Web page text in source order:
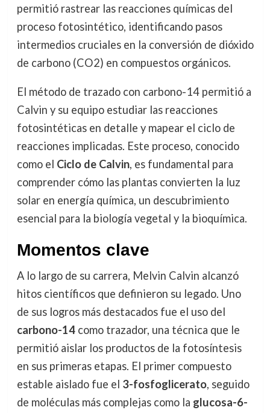
permitió rastrear las reacciones químicas del
proceso fotosintético, identificando pasos
intermedios cruciales en la conversión de dióxido
de carbono (CO2) en compuestos orgánicos.
El método de trazado con carbono-14 permitió a
Calvin y su equipo estudiar las reacciones
fotosintéticas en detalle y mapear el ciclo de
reacciones implicadas. Este proceso, conocido
como el Ciclo de Calvin, es fundamental para
comprender cómo las plantas convierten la luz
solar en energía química, un descubrimiento
esencial para la biología vegetal y la bioquímica.
Momentos clave
A lo largo de su carrera, Melvin Calvin alcanzó
hitos científicos que definieron su legado. Uno
de sus logros más destacados fue el uso del
carbono-14como trazador, una técnica que le
permitió aislar los productos de la fotosíntesis
en sus primeras etapas. El primer compuesto
estable aislado fue el 3-fosfoglicerato, seguido
de moléculas más complejas como la glucosa-6-